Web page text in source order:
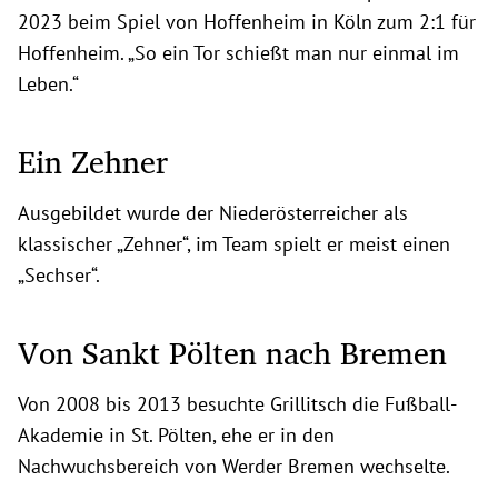
2023 beim Spiel von Hoffenheim in Köln zum 2:1 für
Hoffenheim. „So ein Tor schießt man nur einmal im
Leben.“
Ein Zehner
Ausgebildet wurde der Niederösterreicher als
klassischer „Zehner“, im Team spielt er meist einen
„Sechser“.
Von Sankt Pölten nach Bremen
Von 2008 bis 2013 besuchte Grillitsch die Fußball-
Akademie in St. Pölten, ehe er in den
Nachwuchsbereich von Werder Bremen wechselte.